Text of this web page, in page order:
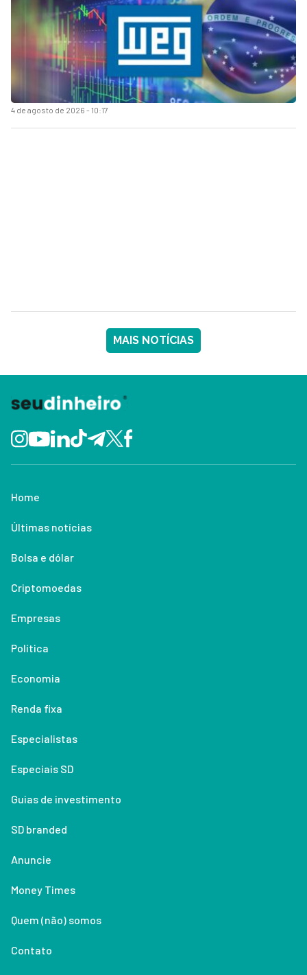
4 de agosto de 2026 - 10:17
MAIS NOTÍCIAS
Home
Últimas notícias
Bolsa e dólar
Criptomoedas
Empresas
Política
Economia
Renda fixa
Especialistas
Especiais SD
Guias de investimento
SD branded
Anuncie
Money Times
Quem (não) somos
Contato